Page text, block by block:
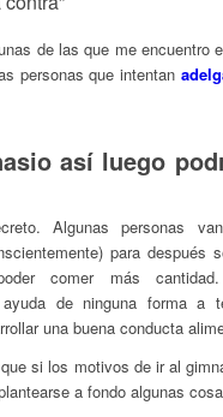
de las que me encuentro
personas que intentan
así luego
Algunas personas
para después
comer más
ayuda de ninguna forma a
una buena conducta
si los motivos de ir al
a fondo algunas